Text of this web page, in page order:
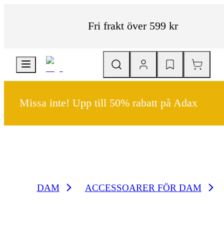
Fri frakt över 599 kr
Missa inte! Upp till 50% rabatt på Adax
DAM ACCESSOARER FÖR DAM